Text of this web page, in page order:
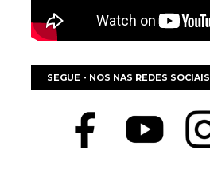
SEGUE - NOS NAS REDES SOCIAIS